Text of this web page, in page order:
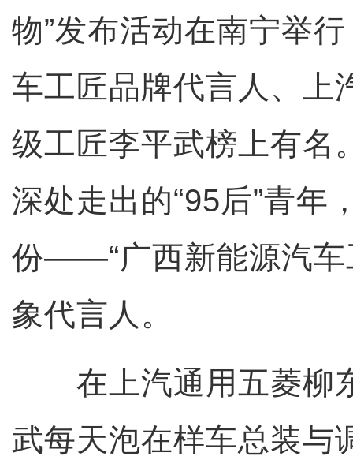
物”发布活动在南宁举
车工匠品牌代言人、上
级工匠李平武榜上有名
深处走出的“95后”青年
份——“广西新能源汽车
象代言人。
在上汽通用五菱柳
武每天泡在样车总装与